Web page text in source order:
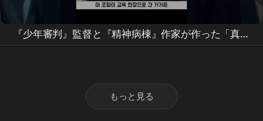
『少年審判』監督と『精神病棟』作家が作った「真の
教育」の舞台裏
もっと見る